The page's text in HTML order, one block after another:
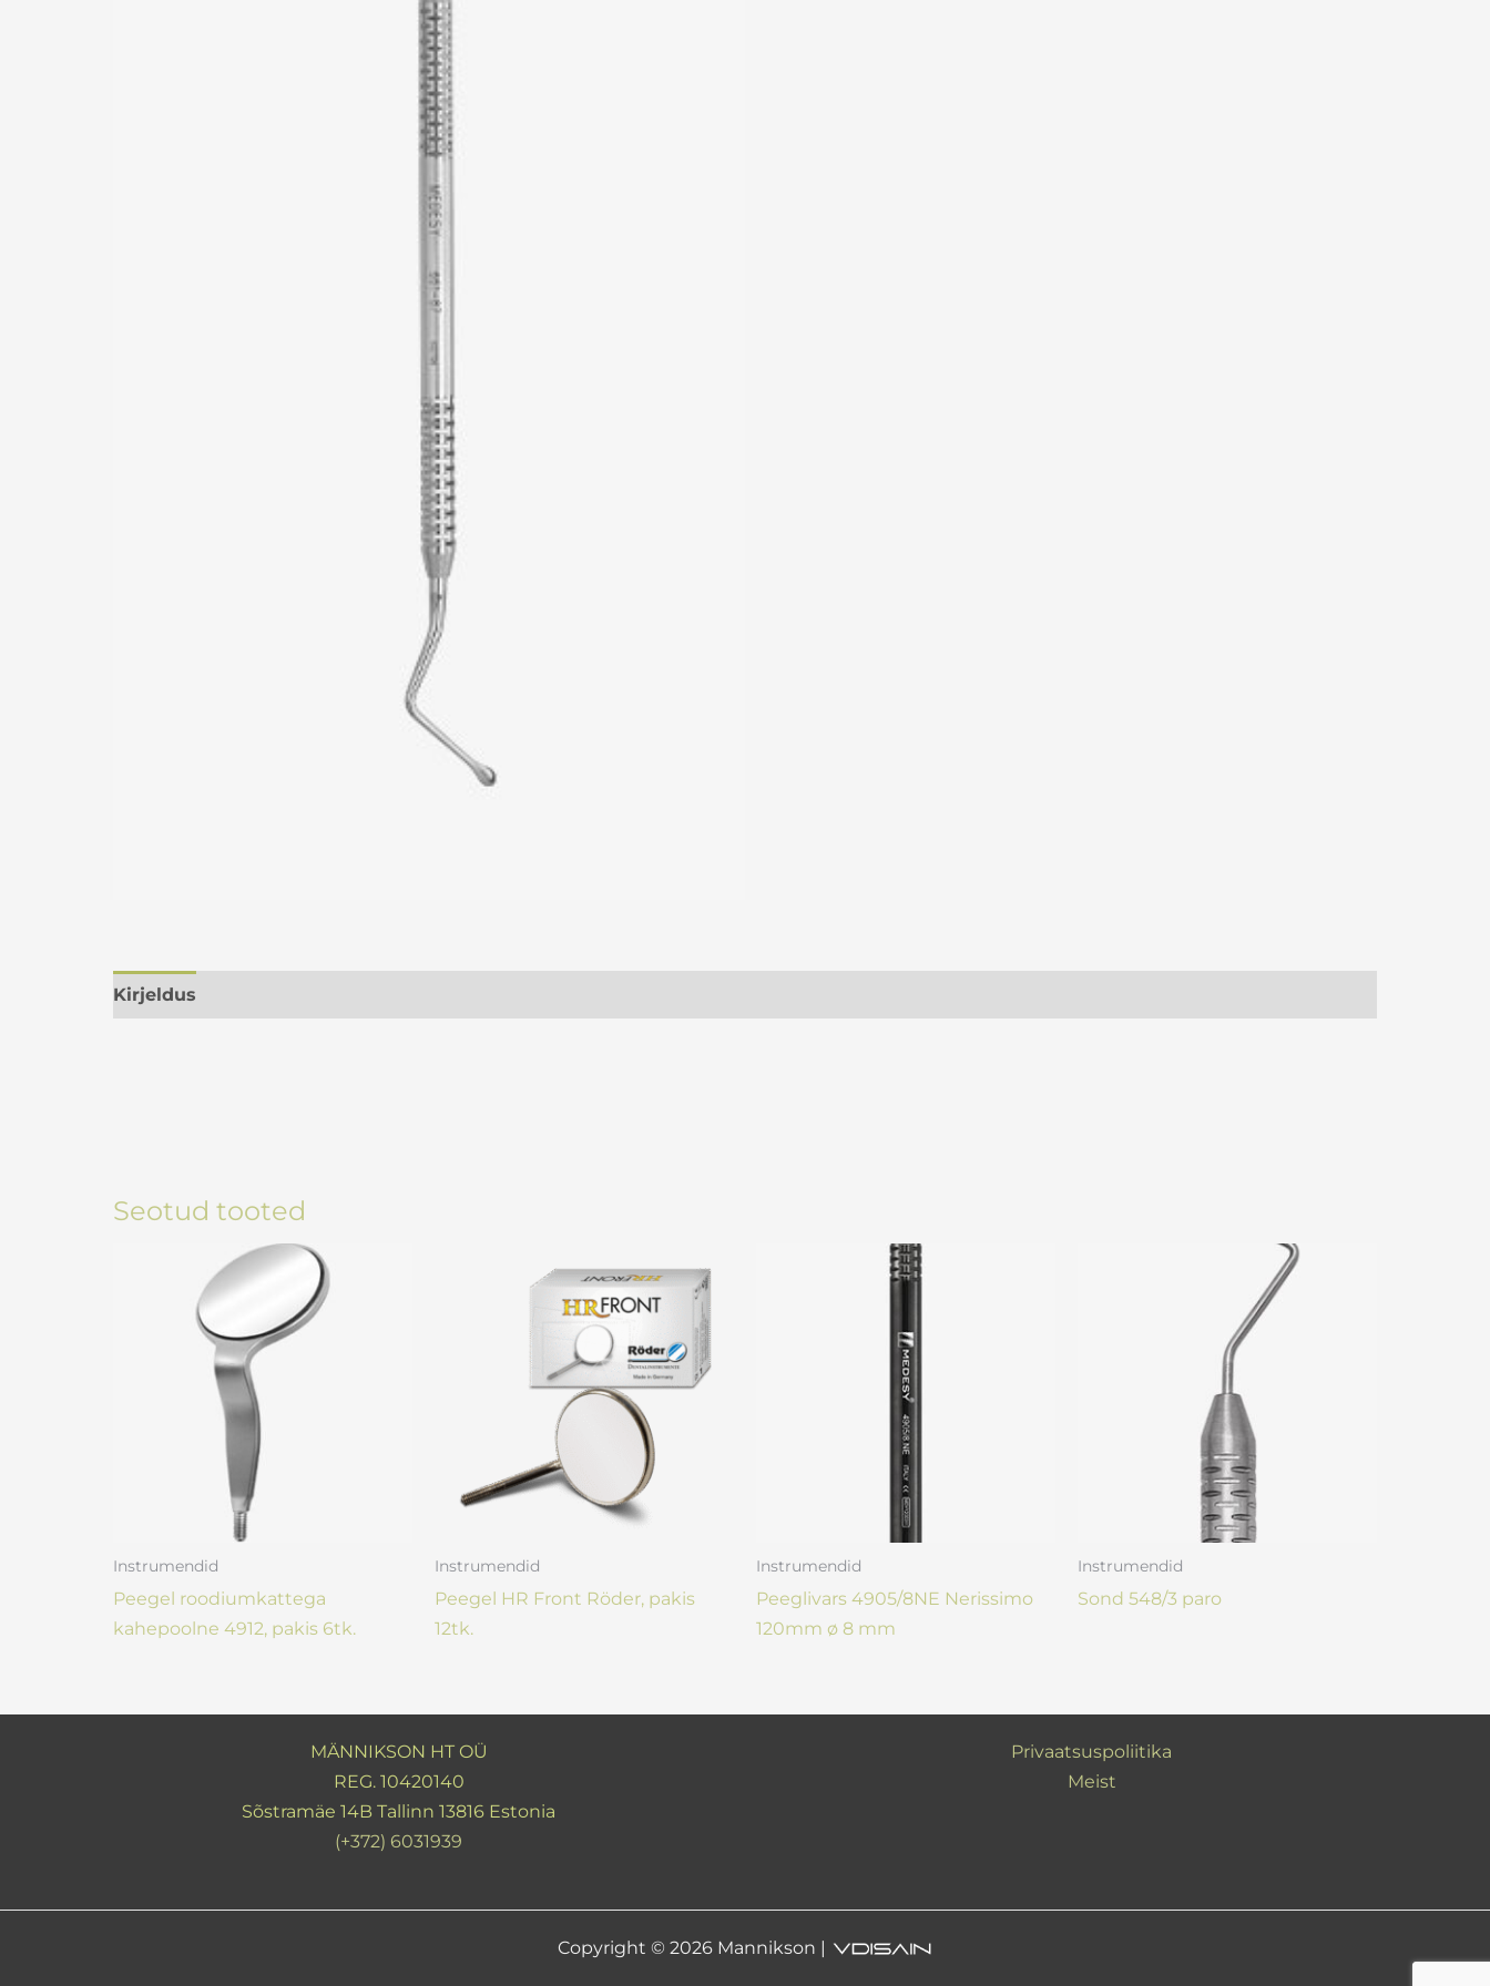
Kirjeldus
Seotud tooted
Instrumendid
Peegel roodiumkattega
kahepoolne 4912, pakis 6tk.
Instrumendid
Peegel HR Front Röder, pakis
12tk.
Instrumendid
Peeglivars 4905/8NE Nerissimo
120mm ø 8 mm
Instrumendid
Sond 548/3 paro
MÄNNIKSON HT OÜ
REG. 10420140
Sõstramäe 14B Tallinn 13816 Estonia
(+372) 6031939
Privaatsuspoliitika
Meist
Copyright © 2026 Mannikson |